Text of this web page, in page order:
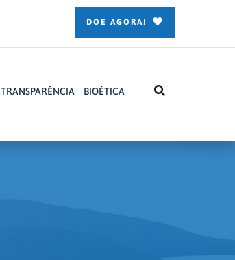
DOE AGORA!
TRANSPARÊNCIA BIOÉTICA